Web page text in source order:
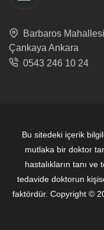
Barbaros
Çankaya Ankara
0543 246 10 24
Bu sitedeki içerik
mutlaka bir doktor
hastalıkların tanı ve
tedavide doktorun
faktördür. Copyright ©